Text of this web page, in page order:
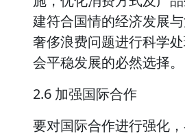
建符合国情的经济发展
奢侈浪费问题进行科学
会平稳发展的必然选择。
2.6 加强国际合作
要对国际合作进行强化